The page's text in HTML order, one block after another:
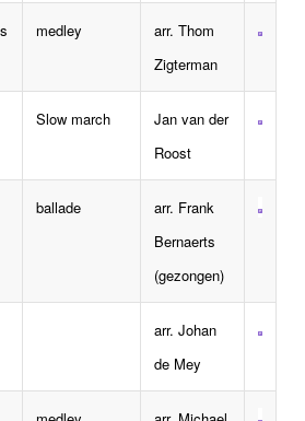
medley
arr. Thom
Zigterman
Slow march
Jan van der
Roost
ballade
arr. Frank
Bernaerts
(gezongen)
arr. Johan
de Mey